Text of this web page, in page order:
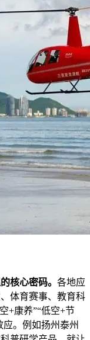
核心密码。 各地应
体育赛事、教育科
+康养”“低空+节
应。例如扬州泰州